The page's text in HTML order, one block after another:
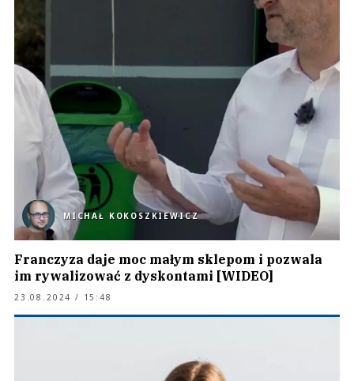
MICHAŁ KOKOSZKIEWICZ
Franczyza daje moc małym sklepom i pozwala
im rywalizować z dyskontami [WIDEO]
23.08.2024 / 15:48